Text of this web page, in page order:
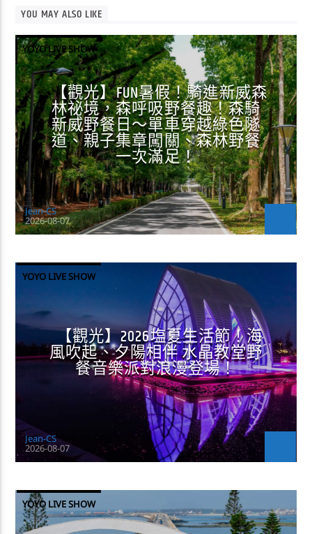
YOU MAY ALSO LIKE
YOYO LIVE SHOW
【觀光】FUN暑假！騎進新威森
林祕境，森呼吸野餐趣！森騎
新威野餐日～單車穿越綠色隧
道、親子集章闖關、森林野餐
一次滿足！
Jean-CS
2026-08-07
YOYO LIVE SHOW
【觀光】2026塩夏生活節！海
風吹起、夕陽相伴 水晶教堂野
餐音樂派對浪漫登場！
Jean-CS
2026-08-07
YOYO LIVE SHOW